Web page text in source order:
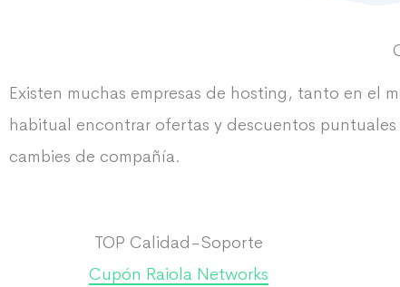
Existen muchas empresas de hosting, tanto en el
habitual encontrar ofertas y descuentos
cambies de compañía.
TOP Calidad-Soporte
Cupón Raiola Networks